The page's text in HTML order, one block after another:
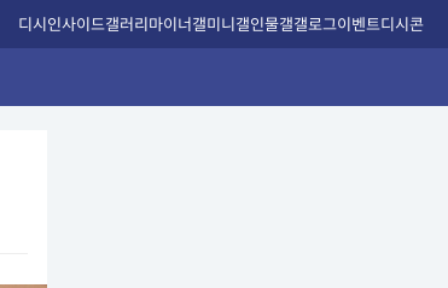
디시인사이드갤러리마이너갤미니갤인물갤갤로그이벤트디시콘